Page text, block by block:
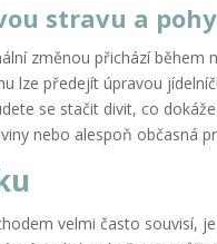
stravu a
změnou přichází během
lze předejít úpravou
se stačit divit, co
nebo alespoň občasná
velmi často souvisí,